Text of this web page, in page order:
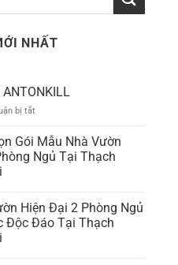
NHẤT
ANTONKILL
bị tắt
BY
ANTONKILL
Gói Mẫu Nhà Vườn
Ngủ Tại Thạch
Hiện Đại 2 Phòng Ngủ
Độc Đáo Tại Thạch